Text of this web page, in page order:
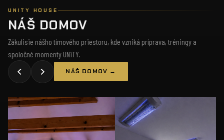
UNITY HOUSE
NÁŠ DOMOV
Zákulisie nášho tímového priestoru, kde vzniká príprava, tréningy a
spoločné momenty UNiTY.
NÁŠ DOMOV →